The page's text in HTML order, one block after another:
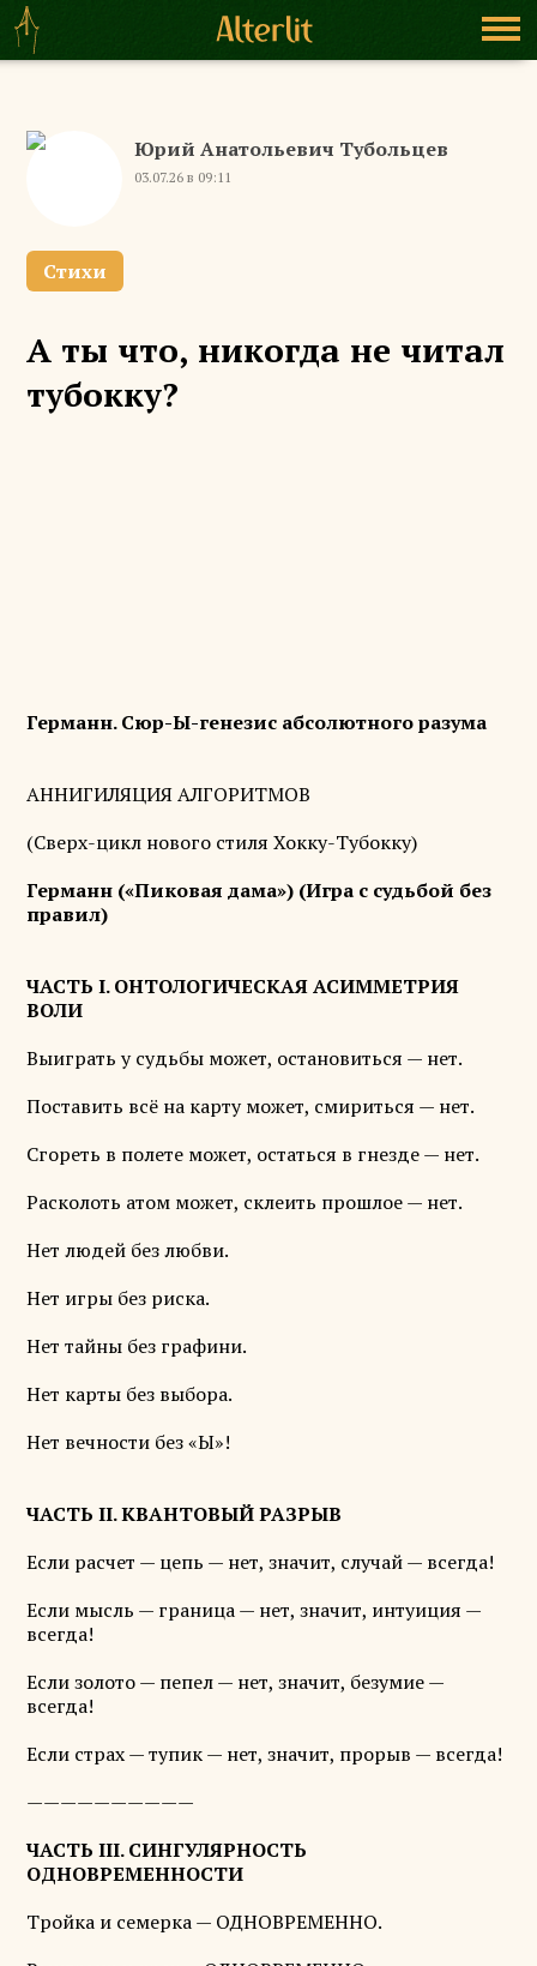
Юрий Анатольевич Тубольцев
03.07.26 в 09:11
Стихи
А ты что, никогда не читал
тубокку?
Германн. Сюр-Ы-генезис абсолютного разума
АННИГИЛЯЦИЯ АЛГОРИТМОВ
(Сверх-цикл нового стиля Хокку-Тубокку)
Германн («Пиковая дама») (Игра с судьбой без
правил)
ЧАСТЬ I. ОНТОЛОГИЧЕСКАЯ АСИММЕТРИЯ
ВОЛИ
Выиграть у судьбы может, остановиться — нет.
Поставить всё на карту может, смириться — нет.
Сгореть в полете может, остаться в гнезде — нет.
Расколоть атом может, склеить прошлое — нет.
Нет людей без любви.
Нет игры без риска.
Нет тайны без графини.
Нет карты без выбора.
Нет вечности без «Ы»!
ЧАСТЬ II. КВАНТОВЫЙ РАЗРЫВ
Если расчет — цепь — нет, значит, случай — всегда!
Если мысль — граница — нет, значит, интуиция —
всегда!
Если золото — пепел — нет, значит, безумие —
всегда!
Если страх — тупик — нет, значит, прорыв — всегда!
——————————
ЧАСТЬ III. СИНГУЛЯРНОСТЬ
ОДНОВРЕМЕННОСТИ
Тройка и семерка — ОДНОВРЕМЕННО.